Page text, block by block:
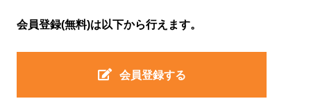
会員登録(無料)は以下から行えます。
会員登録する